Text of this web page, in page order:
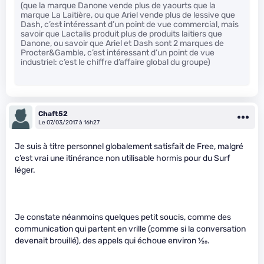
(que la marque Danone vende plus de yaourts que la
marque La Laitière, ou que Ariel vende plus de lessive que
Dash, c’est intéressant d’un point de vue commercial, mais
savoir que Lactalis produit plus de produits laitiers que
Danone, ou savoir que Ariel et Dash sont 2 marques de
Procter&Gamble, c’est intéressant d’un point de vue
industriel: c’est le chiffre d’affaire global du groupe)
Chaft52
Le 07/03/2017 à 16h27
Je suis à titre personnel globalement satisfait de Free, malgré
c’est vrai une itinérance non utilisable hormis pour du Surf
léger.
Je constate néanmoins quelques petit soucis, comme des
communication qui partent en vrille (comme si la conversation
devenait brouillé), des appels qui échoue environ1⁄20.